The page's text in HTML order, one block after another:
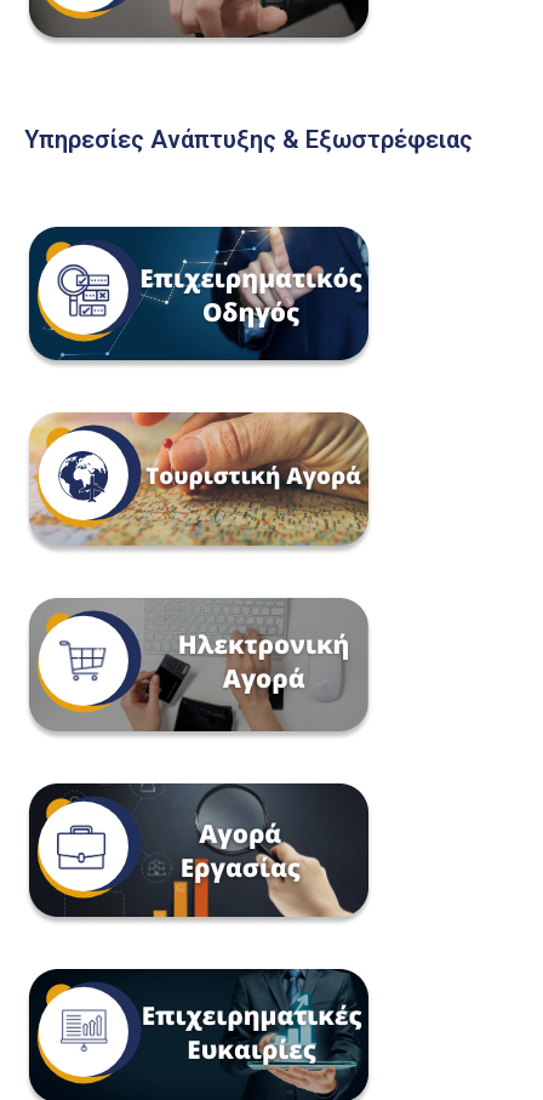
Υπηρεσίες Ανάπτυξης & Εξωστρέφειας